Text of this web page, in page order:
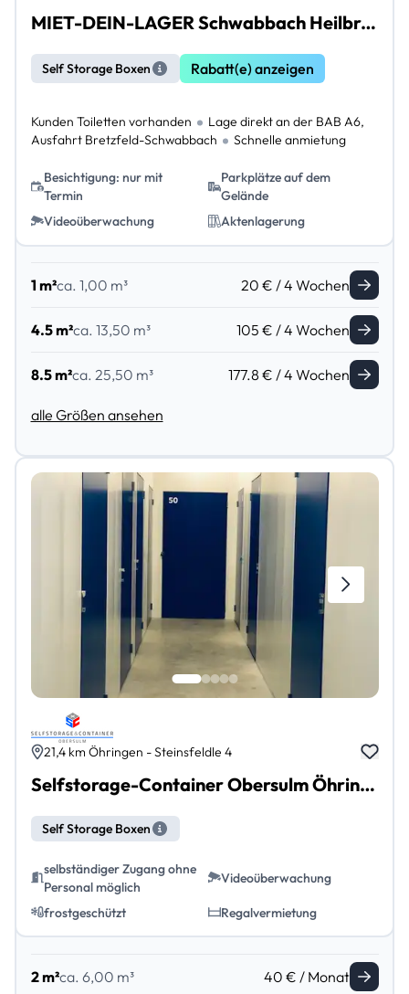
MIET-DEIN-LAGER Schwabbach Heilbronn bis Schwäbisch Hall
Self Storage Boxen Rabatt(e) anzeigen
Kunden Toiletten vorhanden
Lage direkt an der BAB A6,
Ausfahrt Bretzfeld-Schwabbach
Schnelle anmietung
Besichtigung: nur mit
Termin
Parkplätze auf dem
Gelände
Videoüberwachung
Aktenlagerung
1 m²ca. 1,00 m³ 20 € / 4 Wochen
4.5 m²ca. 13,50 m³ 105 € / 4 Wochen
8.5 m²ca. 25,50 m³ 177.8 € / 4 Wochen
alle Größen ansehen
21,4 km Öhringen - Steinsfeldle 4
Selfstorage-Container Obersulm Öhringen
Self Storage Boxen
selbständiger Zugang ohne
Personal möglich
Videoüberwachung
frostgeschützt Regalvermietung
2 m²ca. 6,00 m³ 40 € / Monat